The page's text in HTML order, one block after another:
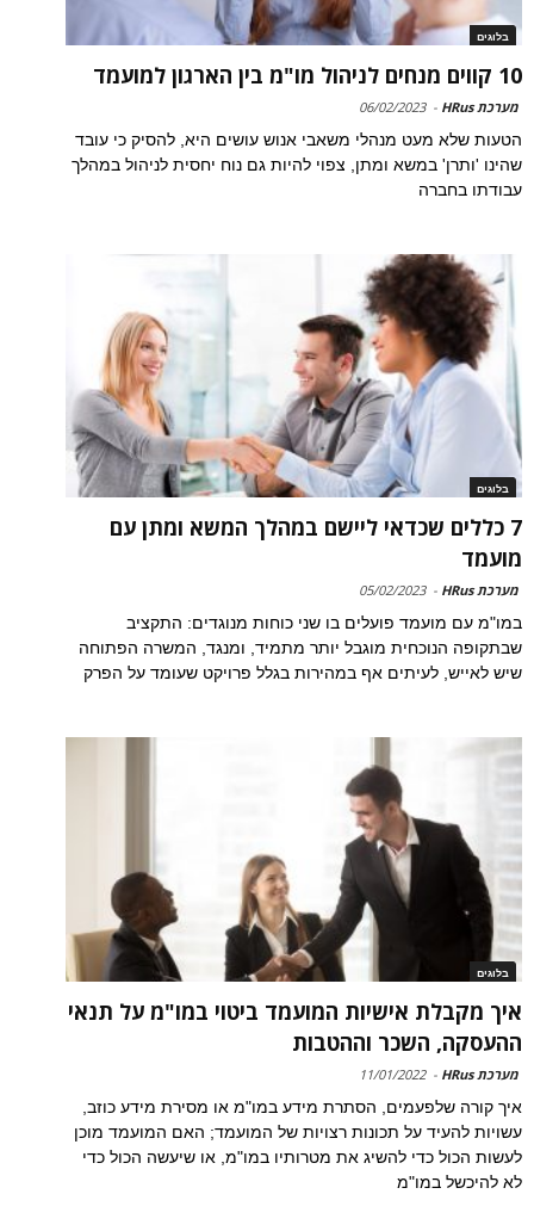
בלוגים
10 קווים מנחים לניהול מו"מ בין הארגון למועמד
מערכת HRus -
06/02/2023
הטעות שלא מעט מנהלי משאבי אנוש עושים היא, להסיק כי עובד
שהינו 'ותרן' במשא ומתן, צפוי להיות גם נוח יחסית לניהול במהלך
עבודתו בחברה
בלוגים
7 כללים שכדאי ליישם במהלך המשא ומתן עם
מועמד
מערכת HRus -
05/02/2023
במו"מ עם מועמד פועלים בו שני כוחות מנוגדים: התקציב
שבתקופה הנוכחית מוגבל יותר מתמיד, ומנגד, המשרה הפתוחה
שיש לאייש, לעיתים אף במהירות בגלל פרויקט שעומד על הפרק
בלוגים
איך מקבלת אישיות המועמד ביטוי במו"מ על תנאי
ההעסקה, השכר וההטבות
מערכת HRus -
11/01/2022
איך קורה שלפעמים, הסתרת מידע במו"מ או מסירת מידע כוזב,
עשויות להעיד על תכונות רצויות של המועמד; האם המועמד מוכן
לעשות הכול כדי להשיג את מטרותיו במו"מ, או שיעשה הכול כדי
לא להיכשל במו"מ